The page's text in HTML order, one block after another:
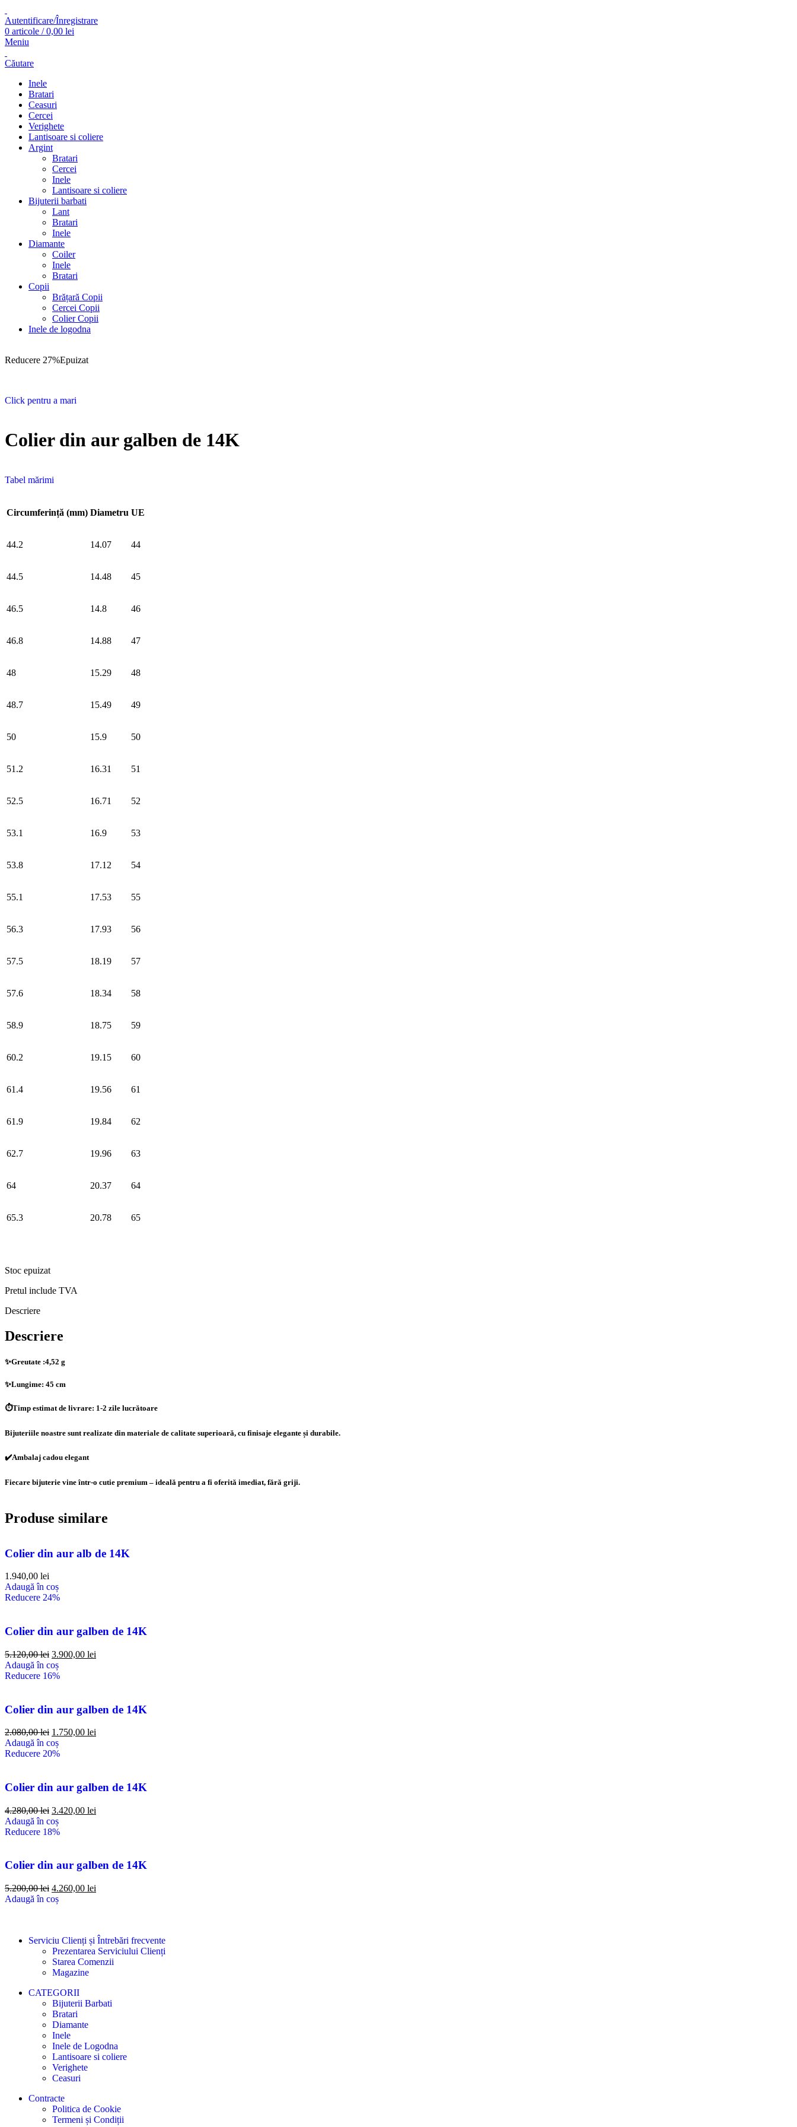
Autentificare/Înregistrare
0 articole / 0,00 lei
Meniu
Căutare
Inele
Bratari
Ceasuri
Cercei
Verighete
Lantisoare si coliere
Argint
Bratari
Cercei
Inele
Lantisoare si coliere
Bijuterii barbati
Lant
Bratari
Inele
Diamante
Coiler
Inele
Bratari
Copii
Brățară Copii
Cercei Copii
Colier Copii
Inele de logodna
Reducere 27%Epuizat
Click pentru a mari
Colier din aur galben de 14K
Tabel mărimi
Circumferință (mm) Diametru UE
44.2 14.07 44
44.5 14.48 45
46.5 14.8 46
46.8 14.88 47
48 15.29 48
48.7 15.49 49
50 15.9 50
51.2 16.31 51
52.5 16.71 52
53.1 16.9 53
53.8 17.12 54
55.1 17.53 55
56.3 17.93 56
57.5 18.19 57
57.6 18.34 58
58.9 18.75 59
60.2 19.15 60
61.4 19.56 61
61.9 19.84 62
62.7 19.96 63
64 20.37 64
65.3 20.78 65
Stoc epuizat
Pretul include TVA
Descriere
Descriere
✨Greutate :4,52 g
✨Lungime: 45 cm
⏱️Timp estimat de livrare: 1-2 zile lucrătoare
Bijuteriile noastre sunt realizate din materiale de calitate superioară, cu finisaje elegante și durabile.
✔️Ambalaj cadou elegant
Fiecare bijuterie vine într-o cutie premium – ideală pentru a fi oferită imediat, fără griji.
Produse similare
Colier din aur alb de 14K
1.940,00 lei
Adaugă în coș
Reducere 24%
Colier din aur galben de 14K
5.120,00lei 3.900,00 lei
Adaugă în coș
Reducere 16%
Colier din aur galben de 14K
2.080,00lei 1.750,00 lei
Adaugă în coș
Reducere 20%
Colier din aur galben de 14K
4.280,00lei 3.420,00 lei
Adaugă în coș
Reducere 18%
Colier din aur galben de 14K
5.200,00lei 4.260,00 lei
Adaugă în coș
Serviciu Clienți și Întrebări frecvente
Prezentarea Serviciului Clienți
Starea Comenzii
Magazine
CATEGORII
Bijuterii Barbati
Bratari
Diamante
Inele
Inele de Logodna
Lantisoare si coliere
Verighete
Ceasuri
Contracte
Politica de Cookie
Termeni și Condiții